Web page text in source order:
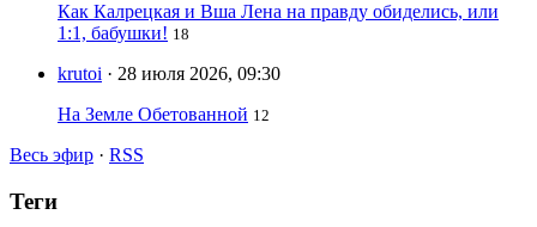
Как Калрецкая и Вша Лена на правду обиделись, или
1:1, бабушки! 18
krutoi · 28 июля 2026, 09:30
На Земле Обетованной 12
Весь эфир · RSS
Теги